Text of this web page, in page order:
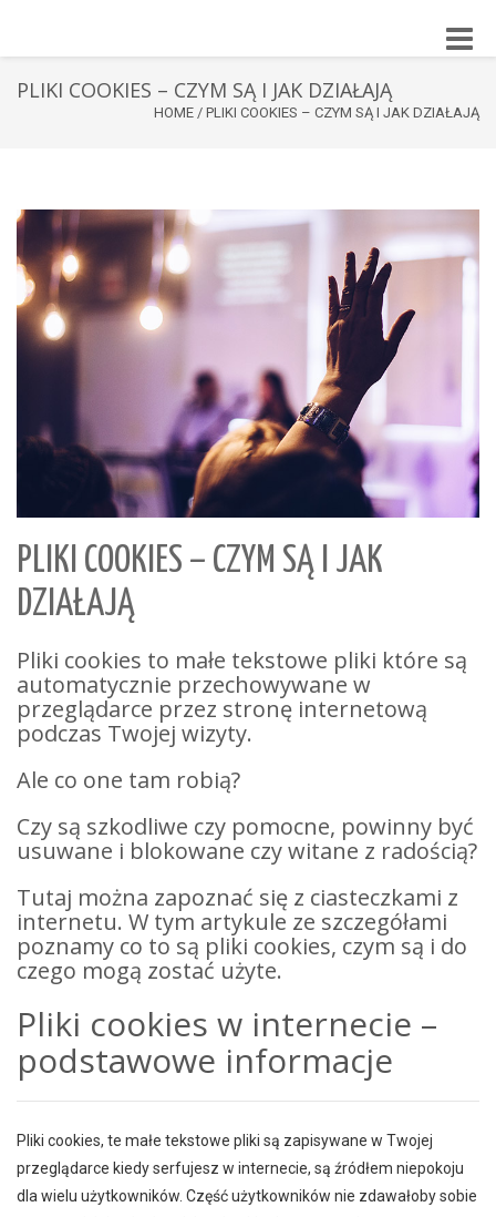
Toggle
PLIKI COOKIES – CZYM SĄ I JAK DZIAŁAJĄ
HOME / PLIKI COOKIES – CZYM SĄ I JAK DZIAŁAJĄ
PLIKI COOKIES – CZYM SĄ I JAK
DZIAŁAJĄ
Pliki cookies to małe tekstowe pliki które są
automatycznie przechowywane w
przeglądarce przez stronę internetową
podczas Twojej wizyty.
Ale co one tam robią?
Czy są szkodliwe czy pomocne, powinny być
usuwane i blokowane czy witane z radością?
Tutaj można zapoznać się z ciasteczkami z
internetu. W tym artykule ze szczegółami
poznamy co to są pliki cookies, czym są i do
czego mogą zostać użyte.
Pliki cookies w internecie –
podstawowe informacje
Pliki cookies, te małe tekstowe pliki są zapisywane w Twojej
przeglądarce kiedy serfujesz w internecie, są źródłem niepokoju
dla wielu użytkowników. Część użytkowników nie zdawałoby sobie